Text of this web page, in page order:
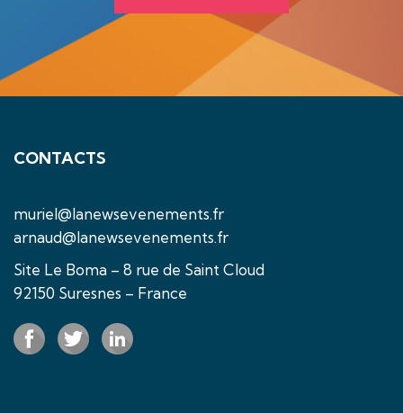
CONTACTS
muriel@lanewsevenements.fr
arnaud@lanewsevenements.fr
Site Le Boma – 8 rue de Saint Cloud
92150 Suresnes – France